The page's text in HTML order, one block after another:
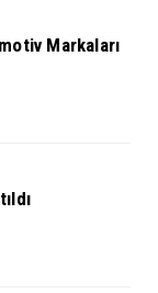
Markaları